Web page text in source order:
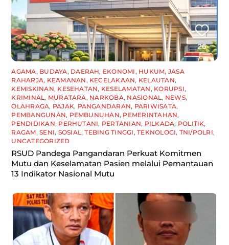
AGAMA, BUDAYA, DAERAH, EKONOMI, HUKUM, JASA
RAHARJA, KEAMANAN, KECELAKAAN, KELAUTAN,
KEMISKINAN, KESEHATAN, KESELAMATAN, KORUPSI,
KRIMINAL, MURATARA, NARKOBA, NASIONAL, NEWS,
OLAHRAGA, PAJAK, PANGANDARAN, PARIWISATA,
PEMBANGUNAN, PEMBUNUHAN, PEMERINTAHAN,
PENDIDIKAN, PERHUTANI, PERTANIAN, PILKADA, POLITIK,
RAGAM,SENI, SOSIAL,TEBING TINGGI,TEKNOLOGI, TNI/POLRI,
UNCATEGORIZED
RSUD Pandega Pangandaran Perkuat Komitmen
Mutu dan Keselamatan Pasien melalui Pemantauan
13 Indikator Nasional Mutu